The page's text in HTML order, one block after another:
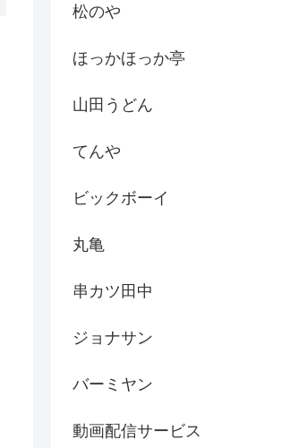
松のや
ほっかほっか亭
山田うどん
てんや
ビックボーイ
丸亀
串カツ田中
ジョナサン
バーミヤン
動画配信サービス